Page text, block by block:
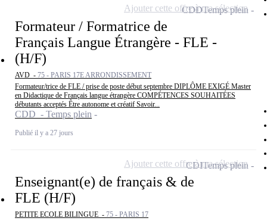
Formateur / Formatrice de
Français Langue Étrangère - FLE -
(H/F)
AVD - 75 - PARIS 17E ARRONDISSEMENT
Formateur/trice de FLE / prise de poste début septembre DIPLÔME EXIGÉ Master
en Didactique de Français langue étrangère COMPÉTENCES SOUHAITÉES
débutants acceptés Être autonome et créatif Savoir...
CDD - Temps plein
Publié il y a 27 jours
CDDTemps plein
Ajouter cette offre à ma sélection
Enseignant(e) de français & de
FLE (H/F)
PETITE ECOLE BILINGUE - 75 - PARIS 17
CDITemps plein
Ajouter cette offre à ma sélection